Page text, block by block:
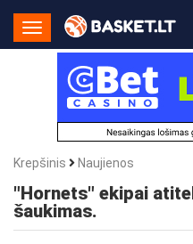
Toggle
Navigation
Krepšinis Naujienos
"Hornets" ekipai
šaukimas.